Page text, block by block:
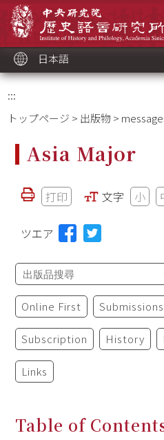
ッ
ク
日本語
:::
トップページ > 出版物 >
Asia Major
打印 文字 小
ツエア
Online First Submissions
Subscription History
Links
Table of